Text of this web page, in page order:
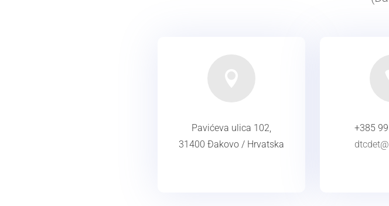
Pavićeva ulica 102,
31400 Đakovo / Hrvatska
+385